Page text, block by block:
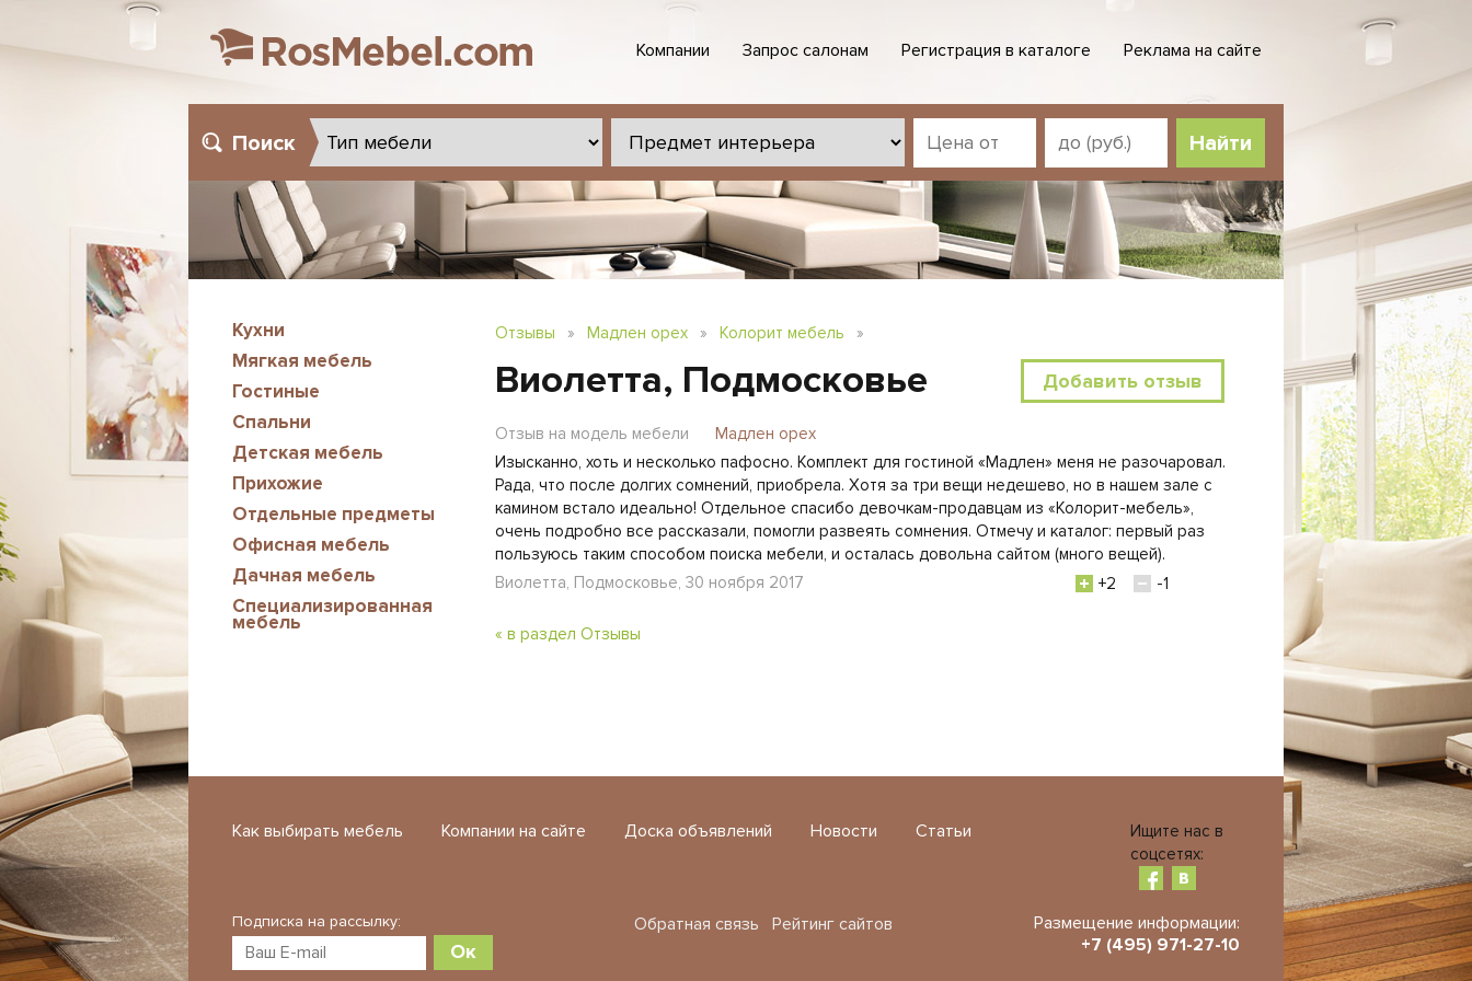
Компании Запрос салонам Регистрация в каталоге Реклама на сайте
Поиск
Кухни
Мягкая мебель
Гостиные
Спальни
Детская мебель
Прихожие
Отдельные предметы
Офисная мебель
Дачная мебель
Специализированная
мебель
Отзывы » Мадлен орех » Колорит мебель »
Добавить отзыв
Виолетта, Подмосковье
Отзыв на модель мебели
Мадлен орех
Изысканно, хоть и несколько пафосно. Комплект для гостиной «Мадлен» меня не разочаровал.
Рада, что после долгих сомнений, приобрела. Хотя за три вещи недешево, но в нашем зале с
камином встало идеально! Отдельное спасибо девочкам-продавцам из «Колорит-мебель»,
очень подробно все рассказали, помогли развеять сомнения. Отмечу и каталог: первый раз
пользуюсь таким способом поиска мебели, и осталась довольна сайтом (много вещей).
Виолетта, Подмосковье, 30 ноября 2017
+2 -1
« в раздел Отзывы
Как выбирать мебель Компании на сайте Доска объявлений Новости Статьи
Ищите нас в
соцсетях:
Подписка на рассылку:
Ок
Обратная связь Рейтинг сайтов
Размещение информации:
+7 (495) 971-27-10